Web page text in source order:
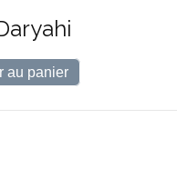
au panier